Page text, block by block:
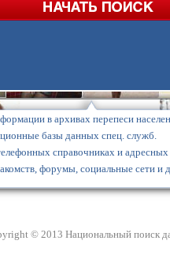
в архивах перепеси
базы данных спец. служб.
справочниках и адресных
форумы, социальные сети и
© 2013 Национальный поиск